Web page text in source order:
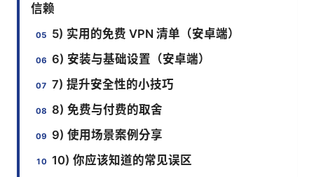
信赖
5) 实用的免费 VPN 清单（安卓端）
6) 安装与基础设置（安卓端）
7) 提升安全性的小技巧
8) 免费与付费的取舍
9) 使用场景案例分享
10) 你应该知道的常见误区